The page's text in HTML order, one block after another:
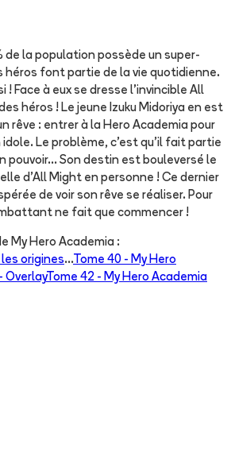
de la population possède un super-
héros font partie de la vie quotidienne.
! Face à eux se dresse l’invincible All
héros ! Le jeune Izuku Midoriya en est
rêve : entrer à la Hero Academia pour
Le problème, c’est qu’il fait partie
pouvoir… Son destin est bouleversé le
d’All Might en personne ! Ce dernier
de voir son rêve se réaliser. Pour
ne fait que commencer !
My Hero Academia :
les origines...Tome 40 - My Hero
OverlayTome 42 - My Hero Academia